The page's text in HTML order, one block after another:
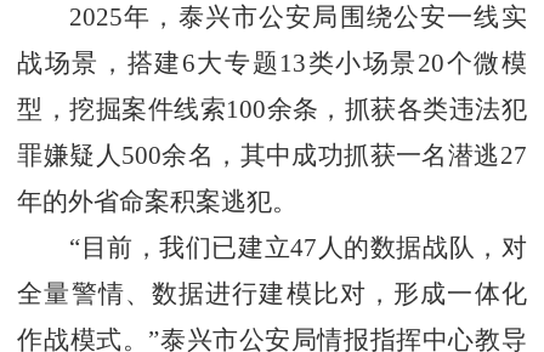
2025年，泰兴市公安局围绕公安一线实
战场景，搭建6大专题13类小场景20个微模
型，挖掘案件线索100余条，抓获各类违法犯
罪嫌疑人500余名，其中成功抓获一名潜逃27
年的外省命案积案逃犯。
“目前，我们已建立47人的数据战队，对
全量警情、数据进行建模比对，形成一体化
作战模式。”泰兴市公安局情报指挥中心教导